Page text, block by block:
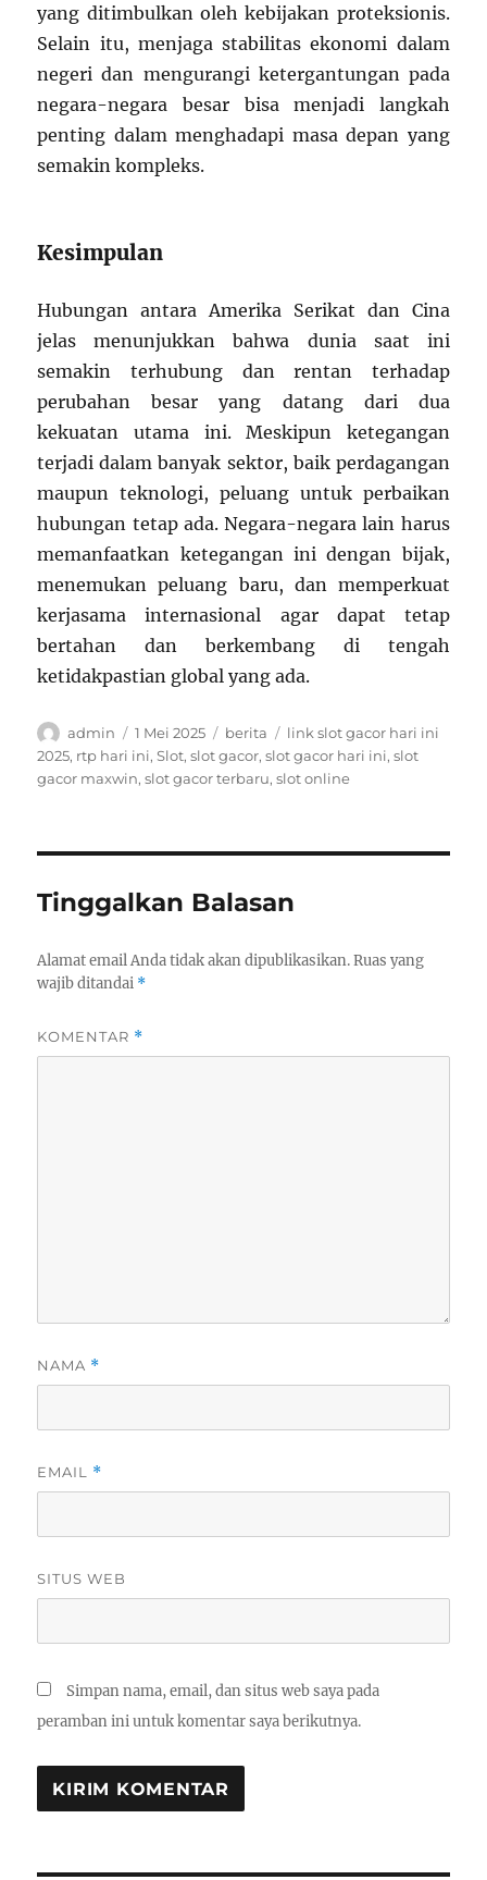
yang ditimbulkan oleh kebijakan proteksionis.
Selain itu, menjaga stabilitas ekonomi dalam
negeri dan mengurangi ketergantungan pada
negara-negara besar bisa menjadi langkah
penting dalam menghadapi masa depan yang
semakin kompleks.
Kesimpulan
Hubungan antara Amerika Serikat dan Cina
jelas menunjukkan bahwa dunia saat ini
semakin terhubung dan rentan terhadap
perubahan besar yang datang dari dua
kekuatan utama ini. Meskipun ketegangan
terjadi dalam banyak sektor, baik perdagangan
maupun teknologi, peluang untuk perbaikan
hubungan tetap ada. Negara-negara lain harus
memanfaatkan ketegangan ini dengan bijak,
menemukan peluang baru, dan memperkuat
kerjasama internasional agar dapat tetap
bertahan dan berkembang di tengah
ketidakpastian global yang ada.
Author
admin
Posted
on
1 Mei 2025 Categories
berita Tags
link slot gacor hari ini
2025, rtp hari ini,Slot,slot gacor,slot gacor hari ini,slot
gacor maxwin,slot gacor terbaru,slot online
Tinggalkan Balasan
Alamat email Anda tidak akan dipublikasikan. Ruas yang
wajib ditandai *
KOMENTAR *
NAMA *
EMAIL *
SITUS WEB
Simpan nama, email, dan situs web saya pada
peramban ini untuk komentar saya berikutnya.